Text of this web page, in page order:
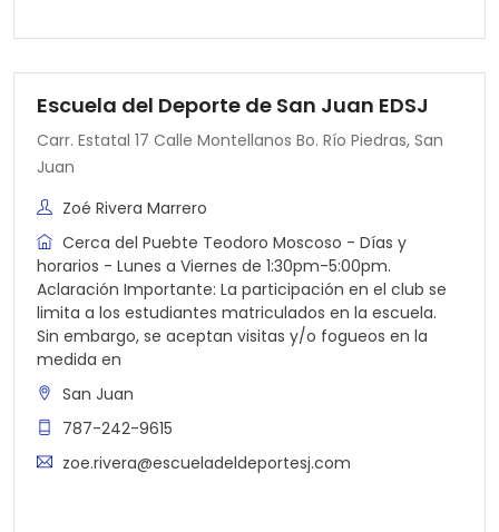
Escuela del Deporte de San Juan EDSJ
Carr. Estatal 17 Calle Montellanos Bo. Río Piedras, San
Juan
Zoé Rivera Marrero
Cerca del Puebte Teodoro Moscoso - Días y
horarios - Lunes a Viernes de 1:30pm-5:00pm.
Aclaración Importante: La participación en el club se
limita a los estudiantes matriculados en la escuela.
Sin embargo, se aceptan visitas y/o fogueos en la
medida en
San Juan
787-242-9615
zoe.rivera@escueladeldeportesj.com